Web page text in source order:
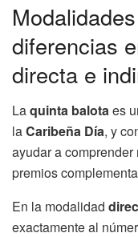
diferencias
directa e
Laquinta balotaes
laCaribeña Día, y
ayudar a
premios
En la modalidad
exactamente al